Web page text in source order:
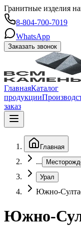
Гранитные изделия
8-804-700-7019
WhatsApp
Заказать звонок
ГлавнаяКаталог
продукции
заказ
Главная
...
Урал
Южно-
Южно-